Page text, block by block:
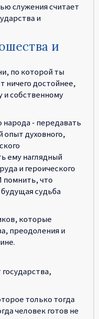
служения считает
и
и
по которой ты
ничего достойнее,
и собственному
- передавать
духовного,
ему наглядный
и героического
помнить, что
судьба
которые
преодоления и
только тогда
человек готов не